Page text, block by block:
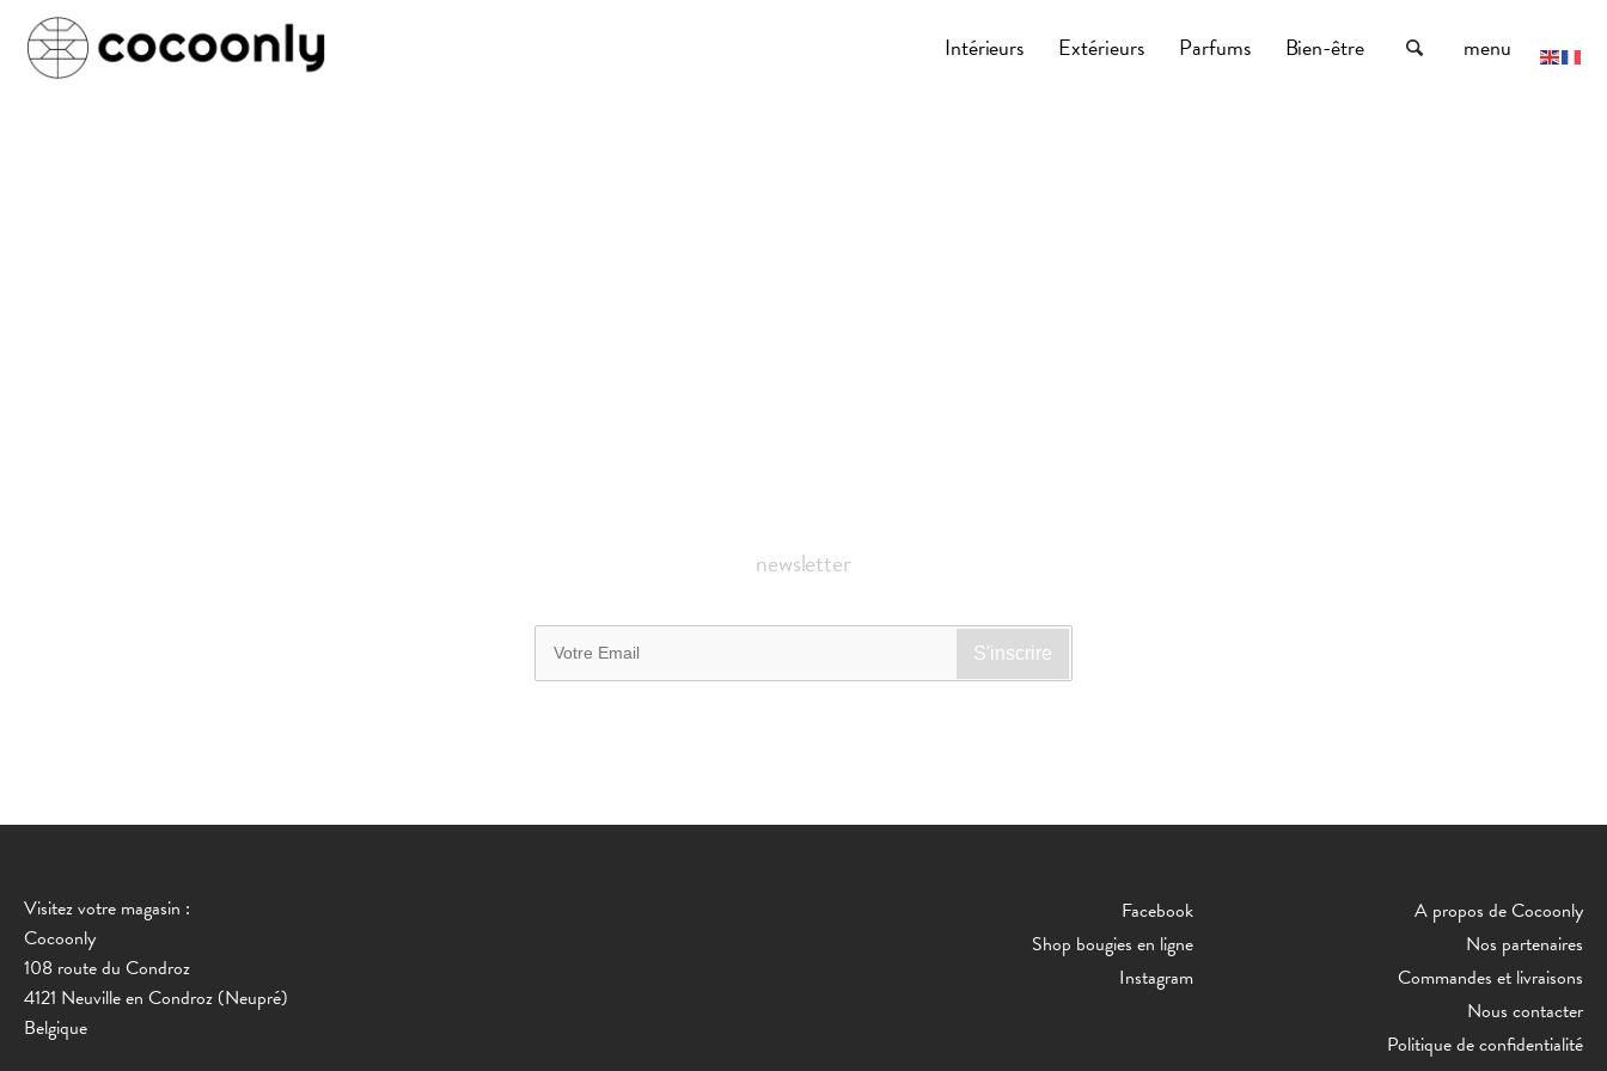
Intérieurs Extérieurs Parfums Bien-être menu
newsletter
Visitez votre magasin :
Cocoonly
108 route du Condroz
4121 Neuville en Condroz (Neupré)
Belgique
Facebook
Shop bougies en ligne
Instagram
A propos de Cocoonly
Nos partenaires
Commandes et livraisons
Nous contacter
Politique de confidentialité